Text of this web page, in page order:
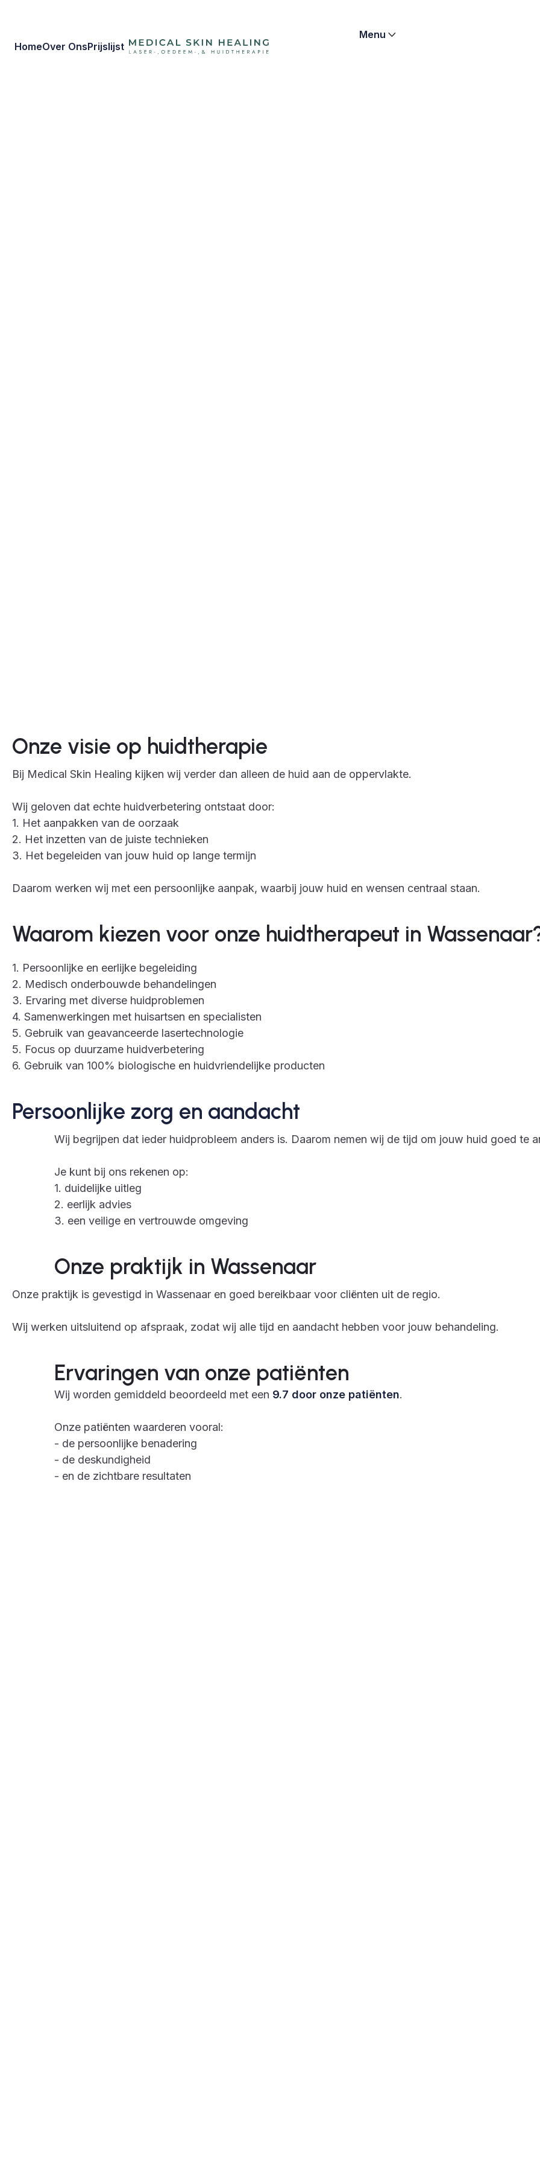
HomeOver OnsPrijslijst
Menu 
Onze visie op huidtherapie
Bij Medical Skin Healing kijken wij verder dan alleen de huid aan de oppervlakte.
Wij geloven dat echte huidverbetering ontstaat door:
1. Het aanpakken van de oorzaak
2. Het inzetten van de juiste technieken
3. Het begeleiden van jouw huid op lange termijn
Daarom werken wij met een persoonlijke aanpak, waarbij jouw huid en wensen centraal staan.
Waarom kiezen voor onze huidtherapeut in
1. Persoonlijke en eerlijke begeleiding
2. Medisch onderbouwde behandelingen
3. Ervaring met diverse huidproblemen
4. Samenwerkingen met huisartsen en specialisten
5. Gebruik van geavanceerde lasertechnologie
5. Focus op duurzame huidverbetering
6. Gebruik van 100% biologische en huidvriendelijke producten
Persoonlijke zorg en aandacht
Wij begrijpen dat ieder huidprobleem anders is. Daarom nemen wij de tijd om jouw huid goed te
Je kunt bij ons rekenen op:
1. duidelijke uitleg
2. eerlijk advies
3. een veilige en vertrouwde omgeving
Onze praktijk in Wassenaar
Onze praktijk is gevestigd in Wassenaar en goed bereikbaar voor cliënten uit de regio.
Wij werken uitsluitend op afspraak, zodat wij alle tijd en aandacht hebben voor jouw behandeling.
Ervaringen van onze patiënten
Wij worden gemiddeld beoordeeld met een 9.7 door onze patiënten.
Onze patiënten waarderen vooral:
- de persoonlijke benadering
- de deskundigheid
- en de zichtbare resultaten